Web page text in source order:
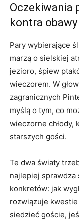
Oczekiwania
kontra obawy
Pary wybierające
marzą o sielskiej
jezioro, śpiew
wieczorem. W
zagranicznych
myślą o tym, co
wieczorne chłody,
starszych gości.
Te dwa światy
najlepiej sprawdza
konkretów: jak
rozwiązuje kwestie
siedzieć goście,